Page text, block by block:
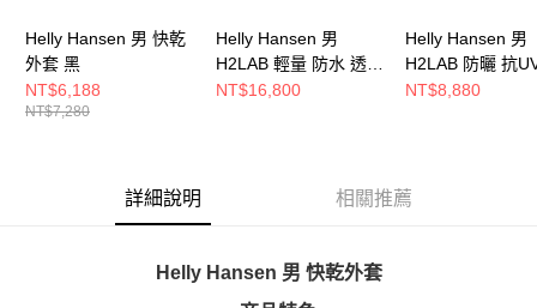
Helly Hansen 男 快乾
外套 黑
NT$6,188
NT$7,280
Helly Hansen 男
H2LAB 輕量 防水 透氣
外套 卡其
NT$16,800
Helly Hansen 男
H2LAB 防曬 抗
感 立領 外套 卡其
NT$8,880
詳細說明 相關推薦
Helly Hansen 男 快乾外套